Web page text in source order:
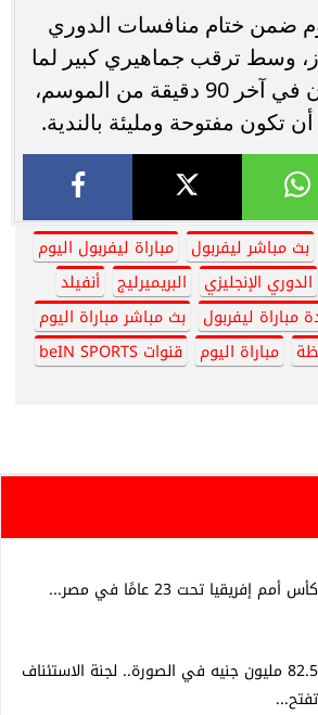
ضمن ختام منافسات الدوري
وسط ترقب جماهيري كبير لما
سيقدمه الفريقان في آخر 90 دقيقة من الموسم،
تكون مفتوحة ومليئة بالندية.
بث مباشر ليفربول
مباراة ليفربول اليوم
الدوري الإنجليزي البريميرليج
أنفيلد
مباراة ليفربول
بث مباشر مباراة اليوم
مباراة اليوم
قنوات beIN SPORTS
كأس أمم إفريقيا تحت 23 عامًا في مصر...
82.5 مليون جنيه في الصورة.. لجنة الاستئناف
تفتح...